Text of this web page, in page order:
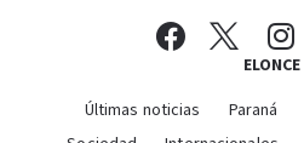
ELONCE
Últimas noticias Paraná